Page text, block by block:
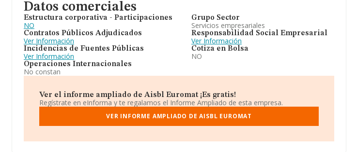
Datos comerciales
Estructura corporativa - Participaciones
NO
Contratos Públicos Adjudicados
Ver Información
Incidencias de Fuentes Públicas
Ver Información
Operaciones Internacionales
No constan
Grupo Sector
Servicios empresariales
Responsabilidad Social Empresarial
Ver Información
Cotiza en Bolsa
NO
Ver el informe ampliado de Aisbl Euromat ¡Es gratis!
Regístrate en eInforma y te regalamos el Informe Ampliado de esta empresa.
VER INFORME AMPLIADO DE AISBL EUROMAT